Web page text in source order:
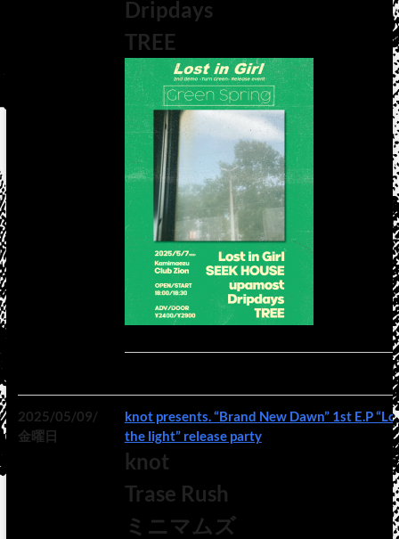
Dripdays
TREE
2025/05/09/
金曜日
knot presents. “Brand New Dawn” 1st E.P
the light” release party
knot
Trase Rush
ミニマムズ